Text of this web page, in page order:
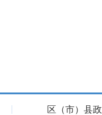
区（市）县